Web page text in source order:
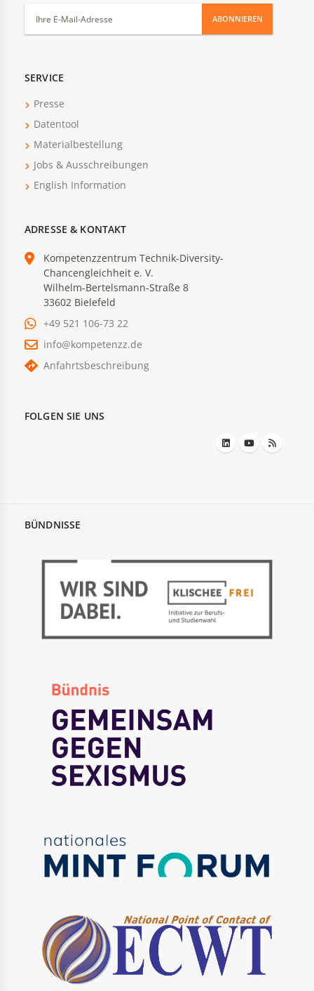
ABONNIEREN
SERVICE
Presse
Datentool
Materialbestellung
Jobs & Ausschreibungen
English Information
ADRESSE & KONTAKT
Kompetenzzentrum Technik-Diversity-
Chancengleichheit e. V.
Wilhelm-Bertelsmann-Straße 8
33602 Bielefeld
+49 521 106-73 22
info@kompetenzz.de
Anfahrtsbeschreibung
FOLGEN SIE UNS
BÜNDNISSE